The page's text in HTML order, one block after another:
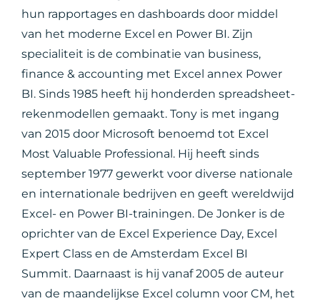
hun rapportages en dashboards door middel
van het moderne Excel en Power BI. Zijn
specialiteit is de combinatie van business,
finance & accounting met Excel annex Power
BI. Sinds 1985 heeft hij honderden spreadsheet-
rekenmodellen gemaakt. Tony is met ingang
van 2015 door Microsoft benoemd tot Excel
Most Valuable Professional. Hij heeft sinds
september 1977 gewerkt voor diverse nationale
en internationale bedrijven en geeft wereldwijd
Excel- en Power BI-trainingen. De Jonker is de
oprichter van de Excel Experience Day, Excel
Expert Class en de Amsterdam Excel BI
Summit. Daarnaast is hij vanaf 2005 de auteur
van de maandelijkse Excel column voor CM, het